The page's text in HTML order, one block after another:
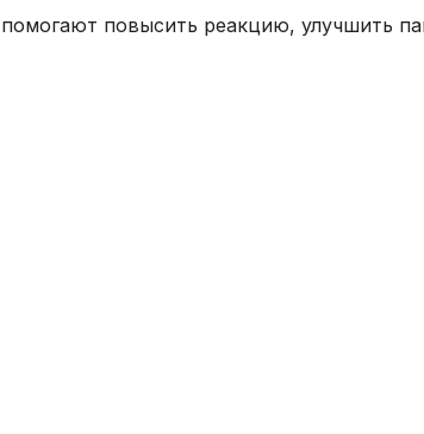
повысить реакцию, улучшить